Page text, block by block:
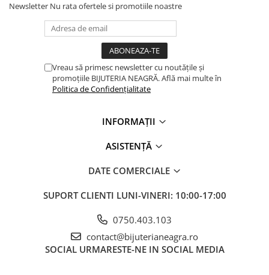
Newsletter Nu rata ofertele si promotiile noastre
Vreau să primesc newsletter cu noutățile și
promoțiile BIJUTERIA NEAGRĂ. Află mai multe în
Politica de Confidențialitate
INFORMAȚII
ASISTENȚĂ
DATE COMERCIALE
SUPORT CLIENTI LUNI-VINERI: 10:00-17:00
0750.403.103
contact@bijuterianeagra.ro
SOCIAL URMARESTE-NE IN SOCIAL MEDIA